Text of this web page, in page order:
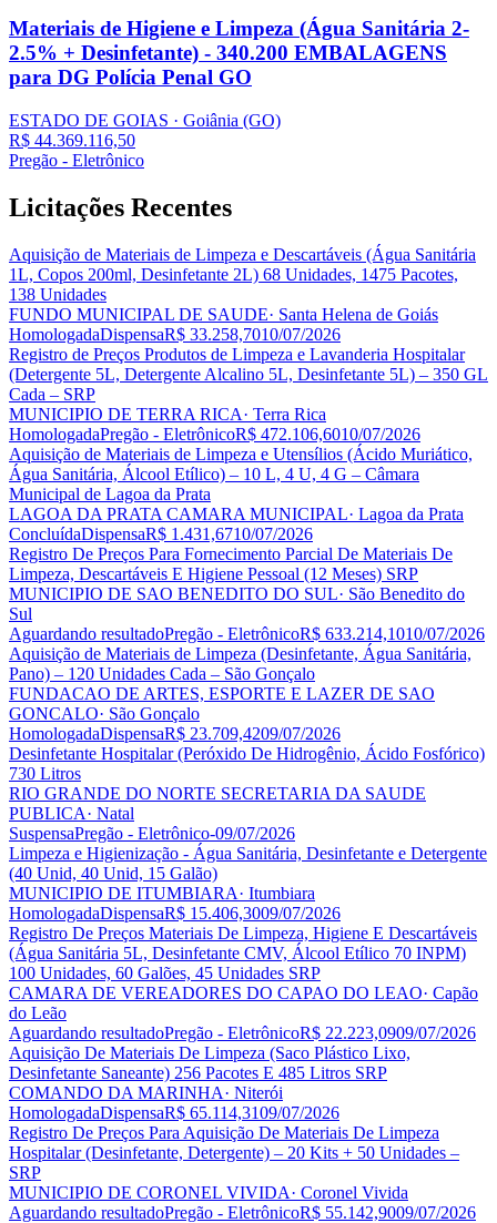
Materiais de Higiene e Limpeza (Água Sanitária 2-
2.5% + Desinfetante) - 340.200 EMBALAGENS
para DG Polícia Penal GO
ESTADO DE GOIAS · Goiânia (GO)
R$ 44.369.116,50
Pregão - Eletrônico
Licitações Recentes
Aquisição de Materiais de Limpeza e Descartáveis (Água Sanitária
1L, Copos 200ml, Desinfetante 2L) 68 Unidades, 1475 Pacotes,
138 Unidades
FUNDO MUNICIPAL DE SAUDE· Santa Helena de Goiás
HomologadaDispensaR$ 33.258,7010/07/2026
Registro de Preços Produtos de Limpeza e Lavanderia Hospitalar
(Detergente 5L, Detergente Alcalino 5L, Desinfetante 5L) – 350 GL
Cada – SRP
MUNICIPIO DE TERRA RICA· Terra Rica
HomologadaPregão - EletrônicoR$ 472.106,6010/07/2026
Aquisição de Materiais de Limpeza e Utensílios (Ácido Muriático,
Água Sanitária, Álcool Etílico) – 10 L, 4 U, 4 G – Câmara
Municipal de Lagoa da Prata
LAGOA DA PRATA CAMARA MUNICIPAL· Lagoa da Prata
ConcluídaDispensaR$ 1.431,6710/07/2026
Registro De Preços Para Fornecimento Parcial De Materiais De
Limpeza, Descartáveis E Higiene Pessoal (12 Meses) SRP
MUNICIPIO DE SAO BENEDITO DO SUL· São Benedito do
Sul
Aguardando resultadoPregão - EletrônicoR$ 633.214,1010/07/2026
Aquisição de Materiais de Limpeza (Desinfetante, Água Sanitária,
Pano) – 120 Unidades Cada – São Gonçalo
FUNDACAO DE ARTES, ESPORTE E LAZER DE SAO
GONCALO· São Gonçalo
HomologadaDispensaR$ 23.709,4209/07/2026
Desinfetante Hospitalar (Peróxido De Hidrogênio, Ácido Fosfórico)
730 Litros
RIO GRANDE DO NORTE SECRETARIA DA SAUDE
PUBLICA· Natal
SuspensaPregão - Eletrônico-09/07/2026
Limpeza e Higienização - Água Sanitária, Desinfetante e Detergente
(40 Unid, 40 Unid, 15 Galão)
MUNICIPIO DE ITUMBIARA· Itumbiara
HomologadaDispensaR$ 15.406,3009/07/2026
Registro De Preços Materiais De Limpeza, Higiene E Descartáveis
(Água Sanitária 5L, Desinfetante CMV, Álcool Etílico 70 INPM)
100 Unidades, 60 Galões, 45 Unidades SRP
CAMARA DE VEREADORES DO CAPAO DO LEAO· Capão
do Leão
Aguardando resultadoPregão - EletrônicoR$ 22.223,0909/07/2026
Aquisição De Materiais De Limpeza (Saco Plástico Lixo,
Desinfetante Saneante) 256 Pacotes E 485 Litros SRP
COMANDO DA MARINHA· Niterói
HomologadaDispensaR$ 65.114,3109/07/2026
Registro De Preços Para Aquisição De Materiais De Limpeza
Hospitalar (Desinfetante, Detergente) – 20 Kits + 50 Unidades –
SRP
MUNICIPIO DE CORONEL VIVIDA· Coronel Vivida
Aguardando resultadoPregão - EletrônicoR$ 55.142,9009/07/2026